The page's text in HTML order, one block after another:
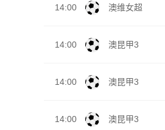
14:00 澳维女超
14:00 澳昆甲3
14:00 澳昆甲3
14:00 澳昆甲3